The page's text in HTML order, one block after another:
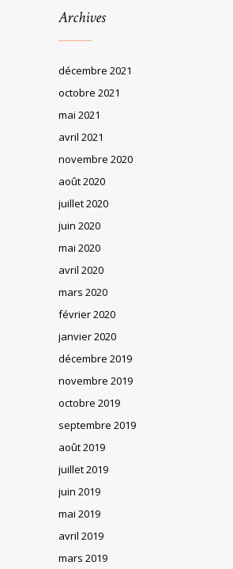
Archives
décembre 2021
octobre 2021
mai 2021
avril 2021
novembre 2020
août 2020
juillet 2020
juin 2020
mai 2020
avril 2020
mars 2020
février 2020
janvier 2020
décembre 2019
novembre 2019
octobre 2019
septembre 2019
août 2019
juillet 2019
juin 2019
mai 2019
avril 2019
mars 2019